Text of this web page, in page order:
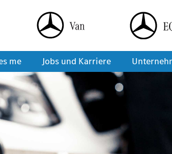
me Jobs und Karriere